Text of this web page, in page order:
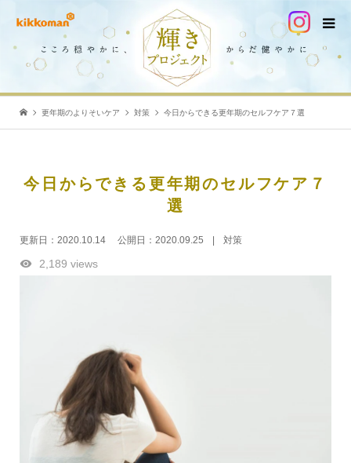
更年期のよりそいケア 対策 今日からできる更年期のセルフケア７選
今日からできる更年期のセルフケア７
選
更新日： 2020.10.14公開日： 2020.09.25 対策
2,189 views